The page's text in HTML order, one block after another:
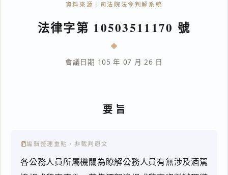
資料來源：司法院法令判解系統
法律字第 10503511170 號
會議日期 105 年 07 月 26 日
要旨
編輯整理重點 · 非裁判原文
各公務人員所屬機關為瞭解公務人員有無涉及酒駕